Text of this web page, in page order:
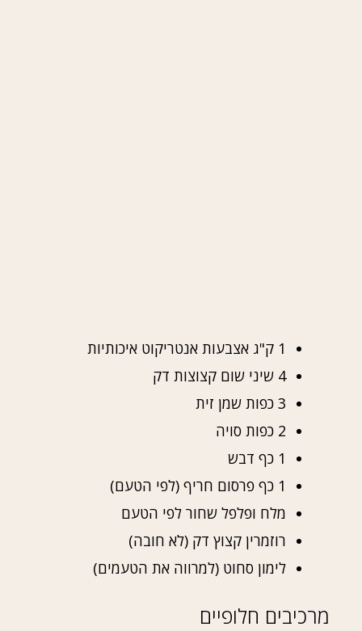
1 ק"ג אצבעות אנטריקוט איכותיות
4 שיני שום קצוצות דק
3 כפות שמן זית
2 כפות סויה
1 כף דבש
1 כף פרסום חריף (לפי הטעם)
מלח ופלפל שחור לפי הטעם
רוזמרין קצוץ דק (לא חובה)
לימון סחוט (למרווה את הטעמים)
מרכיבים חלופיים